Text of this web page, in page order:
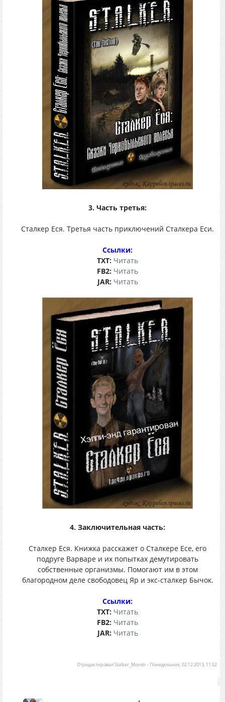
3. Часть третья:
Сталкер Еся. Третья часть приключений Сталкера Еси.
Ссылки:
TХT: Читать
FB2: Читать
JAR: Читать
4. Заключительная часть:
Сталкер Еся. Книжка расскажет о Сталкере Есе, его
подруге Варваре и их попытках демутировать
собственные организмы. Помогают им в этом
благородном деле свободовец Яр и экс-сталкер Бычок.
Ссылки:
TХT: Читать
FB2: Читать
JAR: Читать
ОтредактировалStalker_Monstr- Понедельник, 02.12.2013, 11:52